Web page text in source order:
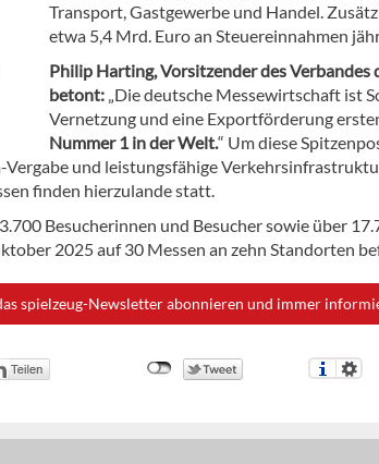
Transport, Gastgewerbe und Handel.
etwa 5,4 Mrd. Euro an Steuereinnahmen
Philip Harting, Vorsitzender des
betont: „Die deutsche Messewirtschaft ist
Vernetzung und eine Exportförderung
Nummer 1 in der Welt.“ Um diese
und leistungsfähige
finden hierzulande statt.
Besucherinnen und Besucher sowie über
2025 auf 30 Messen an zehn Standorten
spielzeug-Newsletter abonnieren und immer